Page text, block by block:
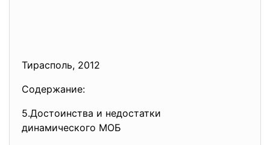
Тирасполь, 2012
Содержание:
5.Достоинства и недостатки
динамического МОБ